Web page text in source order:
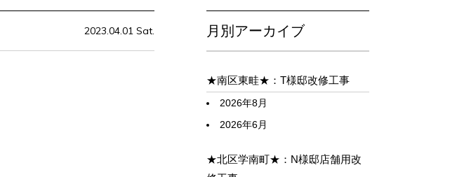
2023.04.01 Sat. 月別アーカイブ
★南区東畦★：T様邸改修工事
2026年8月
2026年6月
★北区学南町★：N様邸店舗用改